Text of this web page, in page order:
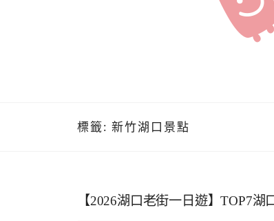
標籤: 新竹湖口景點
【2026湖口老街一日遊】TOP7